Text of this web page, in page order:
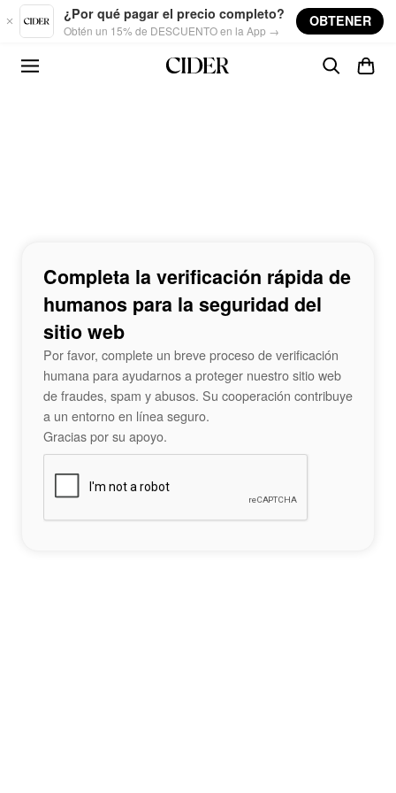
Skip to main content
¿Por qué pagar el precio completo?
Obtén un 15% de DESCUENTO en la App →
OBTENER
Completa la verificación rápida de
humanos para la seguridad del
sitio web
Por favor, complete un breve proceso de verificación
humana para ayudarnos a proteger nuestro sitio web
de fraudes, spam y abusos. Su cooperación contribuye
a un entorno en línea seguro.
Gracias por su apoyo.